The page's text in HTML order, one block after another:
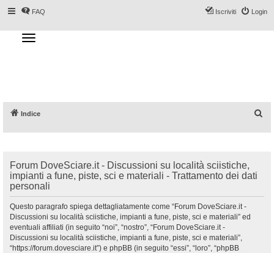
FAQ Login
Iscriviti
T
o
g
a
t
Indice
Forum DoveSciare.it - Discussioni su località sciistiche,
impianti a fune, piste, sci e materiali - Trattamento dei dati
personali
Questo paragrafo spiega dettagliatamente come “Forum DoveSciare.it -
Discussioni su località sciistiche, impianti a fune, piste, sci e materiali” ed
eventuali affiliati (in seguito “noi”, “nostro”, “Forum DoveSciare.it -
Discussioni su località sciistiche, impianti a fune, piste, sci e materiali”,
“https://forum.dovesciare.it”) e phpBB (in seguito “essi”, “loro”, “phpBB